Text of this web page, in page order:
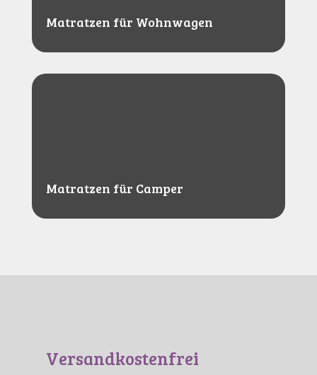
Matratzen für Wohnwagen
Matratzen für Camper
Versandkostenfrei